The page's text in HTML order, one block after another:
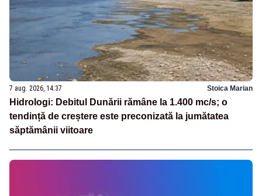
7 aug. 2026, 14:37 Stoica Marian
Hidrologi: Debitul Dunării rămâne la 1.400 mc/s; o
tendință de creștere este preconizată la jumătatea
săptămânii viitoare